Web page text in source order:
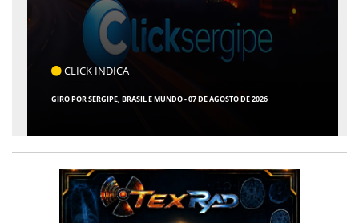
CLICK INDICA
GIRO POR SERGIPE, BRASIL E MUNDO - 07 DE AGOSTO DE 2026